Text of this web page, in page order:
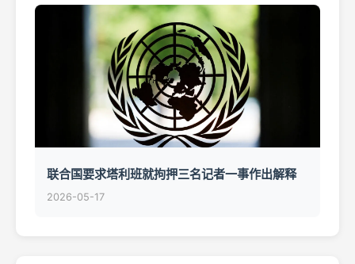
联合国要求塔利班就拘押三名记者一事作出解释
2026-05-17